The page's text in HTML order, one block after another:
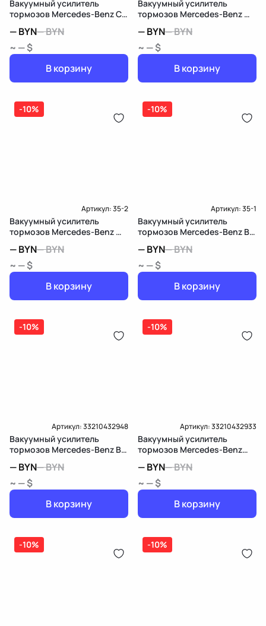
Вакуумный усилитель
тормозов Mercedes-Benz C
—BYN—BYN
~ — $
В корзину
Вакуумный усилитель
тормозов Mercedes-Benz M
—BYN—BYN
~ — $
В корзину
-10%
Артикул:35-2
Вакуумный усилитель
тормозов Mercedes-Benz M
—BYN—BYN
~ — $
В корзину
-10%
Артикул:35-1
Вакуумный усилитель
тормозов Mercedes-Benz B
—BYN—BYN
~ — $
В корзину
-10%
Артикул:33210432948
Вакуумный усилитель
тормозов Mercedes-Benz B
—BYN—BYN
~ — $
В корзину
-10%
Артикул:33210432933
Вакуумный усилитель
тормозов Mercedes-Benz
—BYN—BYN
~ — $
В корзину
-10% -10%